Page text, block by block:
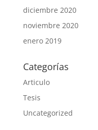
diciembre 2020
noviembre 2020
enero 2019
Categorías
Articulo
Tesis
Uncategorized